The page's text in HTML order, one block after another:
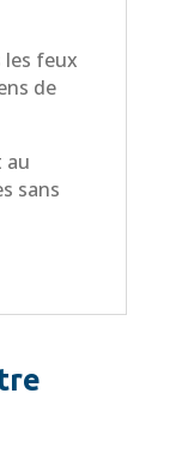
les feux
de
au
sans